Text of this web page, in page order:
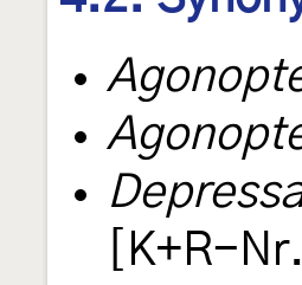
[K+R-